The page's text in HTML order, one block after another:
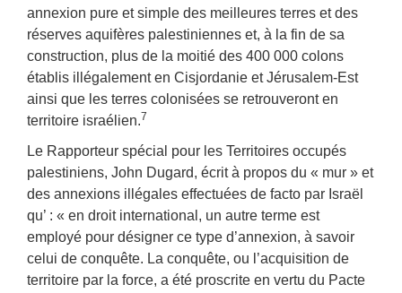
annexion pure et simple des meilleures terres et des
réserves aquifères palestiniennes et, à la fin de sa
construction, plus de la moitié des 400 000 colons
établis illégalement en Cisjordanie et Jérusalem-Est
ainsi que les terres colonisées se retrouveront en
territoire israélien.7
Le Rapporteur spécial pour les Territoires occupés
palestiniens, John Dugard, écrit à propos du « mur » et
des annexions illégales effectuées de facto par Israël
qu’ : « en droit international, un autre terme est
employé pour désigner ce type d’annexion, à savoir
celui de conquête. La conquête, ou l’acquisition de
territoire par la force, a été proscrite en vertu du Pacte